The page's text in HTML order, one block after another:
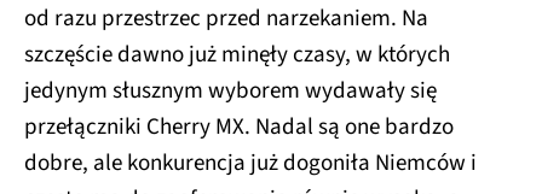
od razu przestrzec przed narzekaniem. Na
szczęście dawno już minęły czasy, w których
jedynym słusznym wyborem wydawały się
przełączniki Cherry MX. Nadal są one bardzo
dobre, ale konkurencja już dogoniła Niemców i